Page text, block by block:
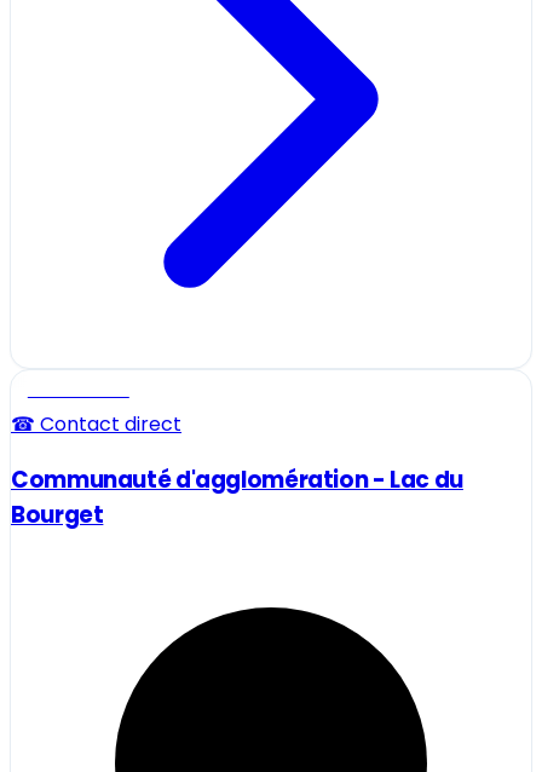
☎ Contact direct
Communauté d'agglomération - Lac du
Bourget